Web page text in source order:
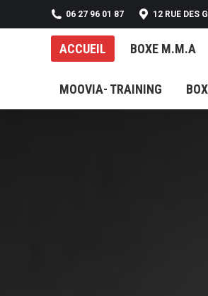
06 27 96 01 87 12 RUE DES
ACCUEIL BOXE M.M.A
MOOVIA- TRAINING
ACCUEIL BOXE M.M.A
MOOVIA- TRAINING